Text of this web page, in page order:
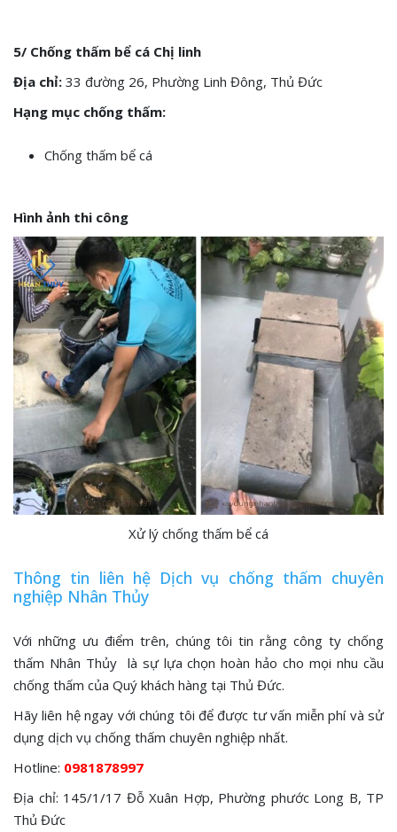
5/ Chống thấm bể cá Chị linh
Địa chỉ: 33 đường 26, Phường Linh Đông, Thủ Đức
Hạng mục chống thấm:
Chống thấm bể cá
Hình ảnh thi công
Xử lý chống thấm bể cá
Thông tin liên hệ Dịch vụ chống thấm chuyên
nghiệp Nhân Thủy
Với những ưu điểm trên, chúng tôi tin rằng công ty chống
thấm Nhân Thủy là sự lựa chọn hoàn hảo cho mọi nhu cầu
chống thấm của Quý khách hàng tại Thủ Đức.
Hãy liên hệ ngay với chúng tôi để được tư vấn miễn phí và sử
dụng dịch vụ chống thấm chuyên nghiệp nhất.
Hotline: 0981878997
Địa chỉ: 145/1/17 Đỗ Xuân Hợp, Phường phước Long B, TP
Thủ Đức